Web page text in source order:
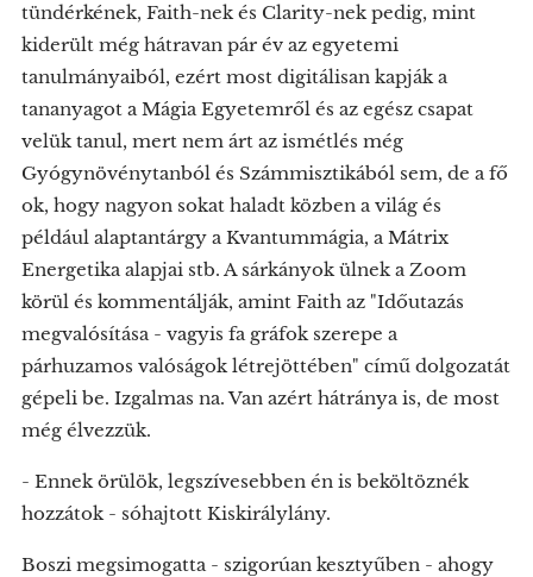
tündérkének, Faith-nek és Clarity-nek pedig, mint
kiderült még hátravan pár év az egyetemi
tanulmányaiból, ezért most digitálisan kapják a
tananyagot a Mágia Egyetemről és az egész csapat
velük tanul, mert nem árt az ismétlés még
Gyógynövénytanból és Számmisztikából sem, de a fő
ok, hogy nagyon sokat haladt közben a világ és
például alaptantárgy a Kvantummágia, a Mátrix
Energetika alapjai stb. A sárkányok ülnek a Zoom
körül és kommentálják, amint Faith az "Időutazás
megvalósítása - vagyis fa gráfok szerepe a
párhuzamos valóságok létrejöttében" című dolgozatát
gépeli be. Izgalmas na. Van azért hátránya is, de most
még élvezzük.
- Ennek örülök, legszívesebben én is beköltöznék
hozzátok - sóhajtott Kiskirálylány.
Boszi megsimogatta - szigorúan kesztyűben - ahogy